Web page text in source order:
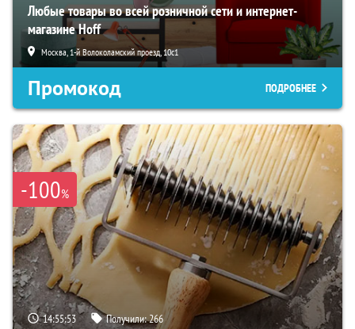
Любые товары во всей розничной сети и интернет-
магазине Hoff
Москва, 1-й Волоколамский проезд, 10с1
Промокод ПОДРОБНЕЕ
-100%
14:55:51 Получили:266